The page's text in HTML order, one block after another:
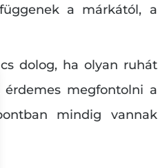
a márkától, a
dolog, ha olyan ruhát
érdemes megfontolni a
mindig vannak